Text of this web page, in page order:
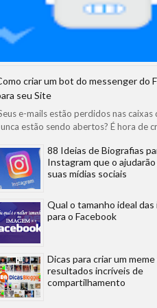
criar um bot do messenger do
seu Site
e-mails estão perdidos nas caixas
estão sendo abertos? É hora de
88 Ideias de Biografias
Instagram que o
suas mídias sociais
Qual o tamanho ideal das
para o Facebook
Dicas para criar um meme
resultados incríveis de
compartilhamento